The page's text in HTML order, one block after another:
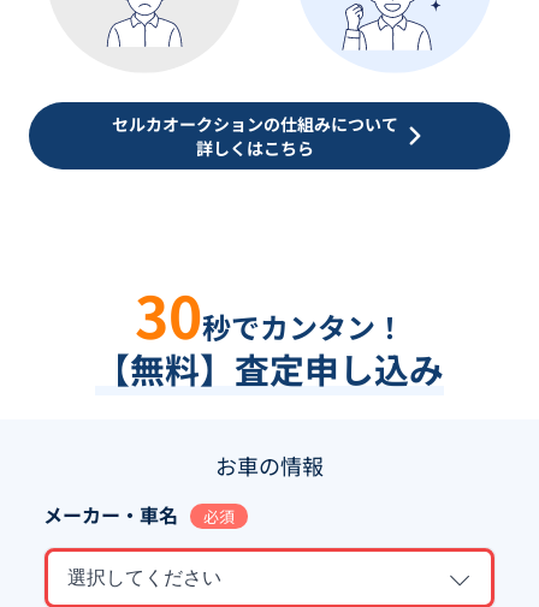
セルカオークションの仕組みについて
詳しくはこちら
30秒でカンタン！
【無料】査定申し込み
お車の情報
メーカー・車名 必須
選択してください